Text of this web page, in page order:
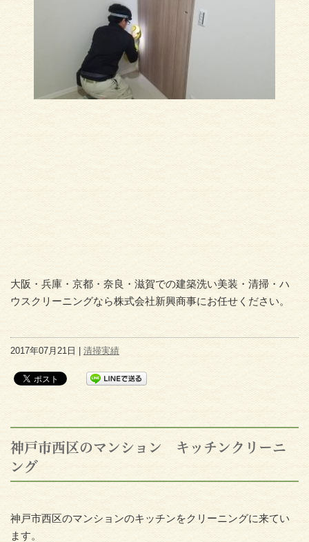
大阪・兵庫・京都・奈良・滋賀での建築洗い美装・清掃・ハ
ウスクリーニングなら株式会社新興商事にお任せください。
2017年07月21日 |清掃実績
神戸市西区のマンション キッチンクリーニ
ング
神戸市西区のマンションのキッチンをクリーニングに来てい
ます。